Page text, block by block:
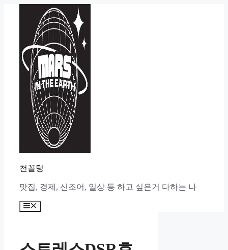
천꼴텅
맛집, 경제, 신조어, 일상 등 하고 싶은거 다하는 나
Menu